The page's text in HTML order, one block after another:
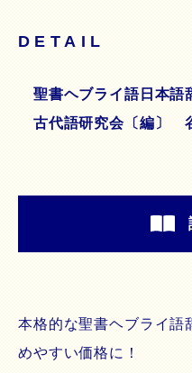
DETAIL
聖書ヘブライ語日本
古代語研究会〔編〕
本格的な聖書ヘブライ語
めやすい価格に！